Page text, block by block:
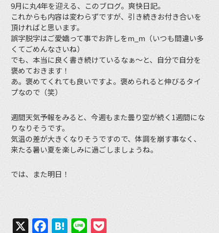
9月に丸4年を迎える、このブログ。爽快日記。
これからも内容は変わらずですが、引き続きお付き合いを
頂ければと思います。
誤字脱字はご愛嬌って事でお許しをm_m（いつも間違い多
くてごめんなさいね）
でも、本当に良く書き続けているなぁ〜と、自分で自分を
褒めておきます！
あ。褒めてくれても良いですよ。褒められると伸びるタイ
プなので（笑）
週間天気予報をみると、今週もまた曇り空が続く1週間にな
りなりそうです。
気温の差が大きくなりそうですので、体調を崩す事なく、
来たる暑い夏を楽しみに過ごしましょうね。
では、また明日！
X Facebook
Hatena
Line